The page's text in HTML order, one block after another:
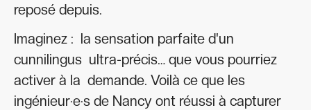
reposé depuis.
Imaginez : la sensation parfaite d'un
cunnilingus ultra-précis… que vous pourriez
activer à la demande. Voilà ce que les
ingénieur·e·s de Nancy ont réussi à capturer